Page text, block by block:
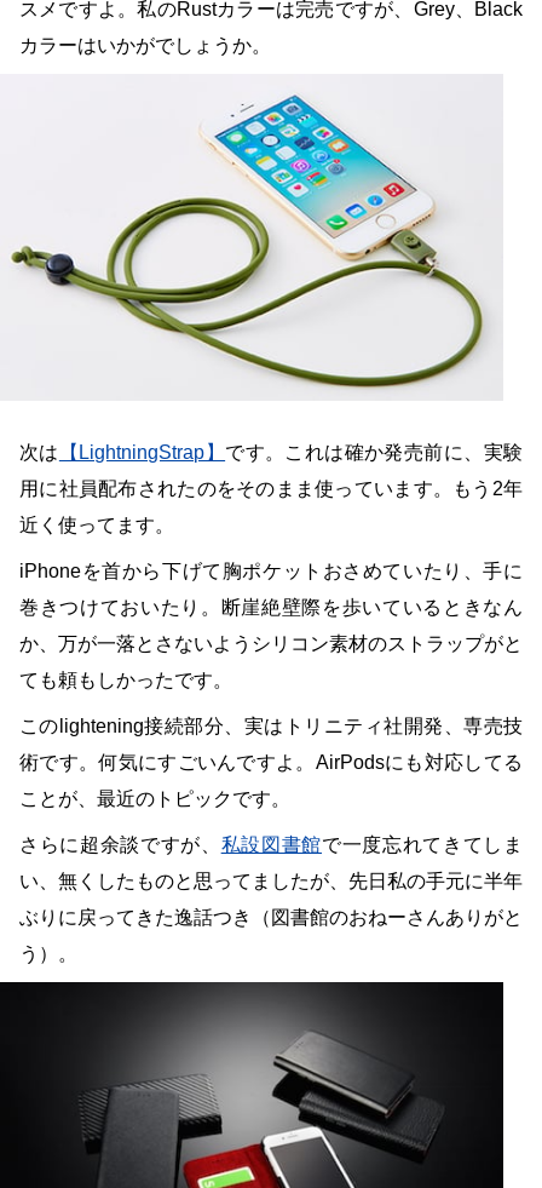
スメですよ。私のRustカラーは完売ですが、Grey、Black
カラーはいかがでしょうか。
次は 【LightningStrap】 です。これは確か発売前に、実験
用に社員配布されたのをそのまま使っています。もう2年
近く使ってます。
iPhoneを首から下げて胸ポケットおさめていたり、手に
巻きつけておいたり。断崖絶壁際を歩いているときなん
か、万が一落とさないようシリコン素材のストラップがと
ても頼もしかったです。
このlightening接続部分、実はトリニティ社開発、専売技
術です。何気にすごいんですよ。AirPodsにも対応してる
ことが、最近のトピックです。
さらに超余談ですが、 私設図書館で一度忘れてきてしま
い、無くしたものと思ってましたが、先日私の手元に半年
ぶりに戻ってきた逸話つき（図書館のおねーさんありがと
う）。